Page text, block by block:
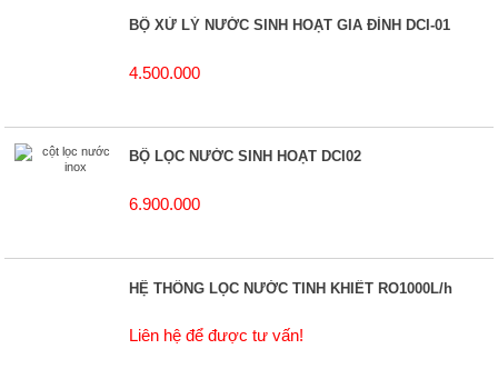
BỘ XỬ LÝ NƯỚC SINH HOẠT GIA ĐÌNH DCI-01
4.500.000
BỘ LỌC NƯỚC SINH HOẠT DCI02
6.900.000
HỆ THỐNG LỌC NƯỚC TINH KHIẾT RO1000L/h
Liên hệ để được tư vấn!